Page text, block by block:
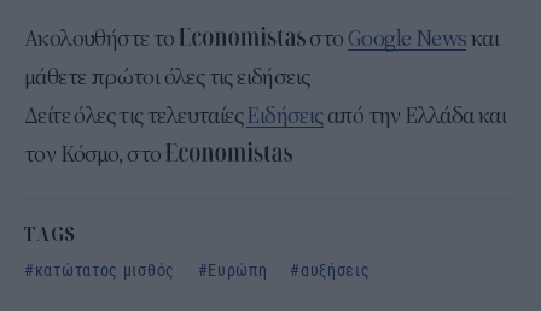
Ακολουθήστε το στο Google Newsκαι
μάθετε πρώτοι όλες τις ειδήσεις
Δείτε όλες τις τελευταίεςΕιδήσειςαπό την Ελλάδα και
τον Κόσμο, στο
TAGS
κατώτατος μισθός
Ευρώπη αυξήσεις